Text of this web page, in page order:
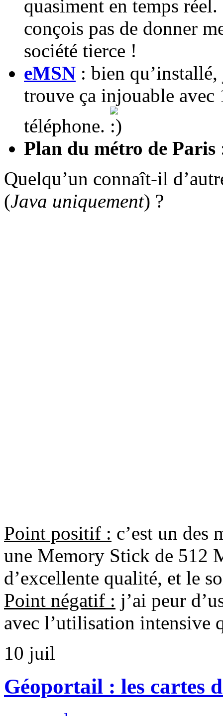
quasiment en temps
conçois pas de donner
société tierce !
eMSN : bien
trouve ça injouable avec
téléphone.
Plan du métro de Paris
Quelqu’un connaît-il
(Java uniquement) ?
Point positif : c’est un des
une Memory Stick de 512
d’excellente qualité, et le
Point négatif : j’ai peur
avec l’utilisation intensive
10 juil
Géoportail : les cartes